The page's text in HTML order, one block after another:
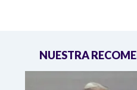
NUESTRA